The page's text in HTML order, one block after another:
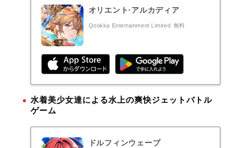
オリエント·アルカディア
Qookka Entertainment Limited 無料
水着美少女達による水上の爽快ジェットバトル
ゲーム
ドルフィンウェーブ